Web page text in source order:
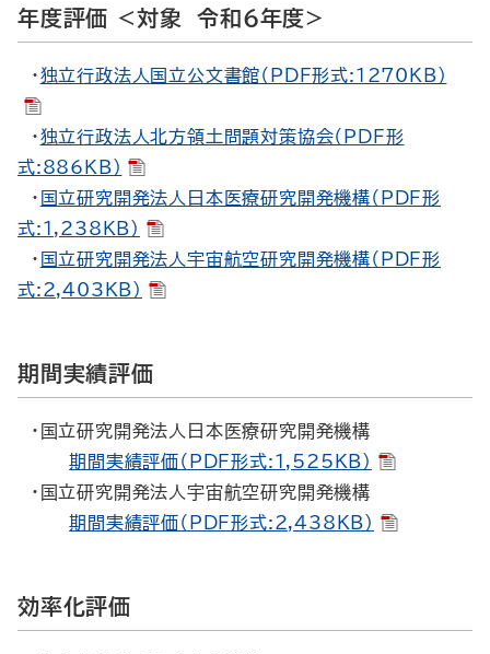
年度評価 <対象 令和６年度>
・独立行政法人国立公文書館（PDF形式:1270KB）
・独立行政法人北方領土問題対策協会（PDF形
式:886KB）
・ 国立研究開発法人日本医療研究開発機構（PDF形
式:1,238KB）
・ 国立研究開発法人宇宙航空研究開発機構（PDF形
式:2,403KB）
期間実績評価
・国立研究開発法人日本医療研究開発機構
期間実績評価（PDF形式:1,525KB）
・国立研究開発法人宇宙航空研究開発機構
期間実績評価（PDF形式:2,438KB）
効率化評価